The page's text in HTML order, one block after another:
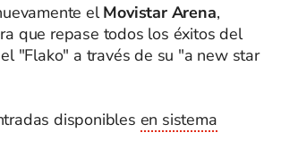
elMovistar Arena,
que repase todos los éxitos del
"Flako" a través de su "a new star
disponibles en sistema